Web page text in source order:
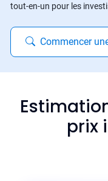
tout-en-un pour les
Commencer
prix